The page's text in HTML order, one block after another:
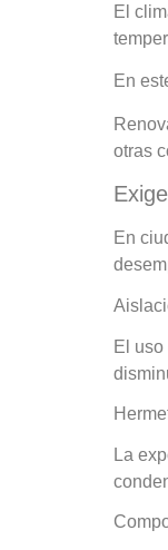
El
En
otras
En
El
La